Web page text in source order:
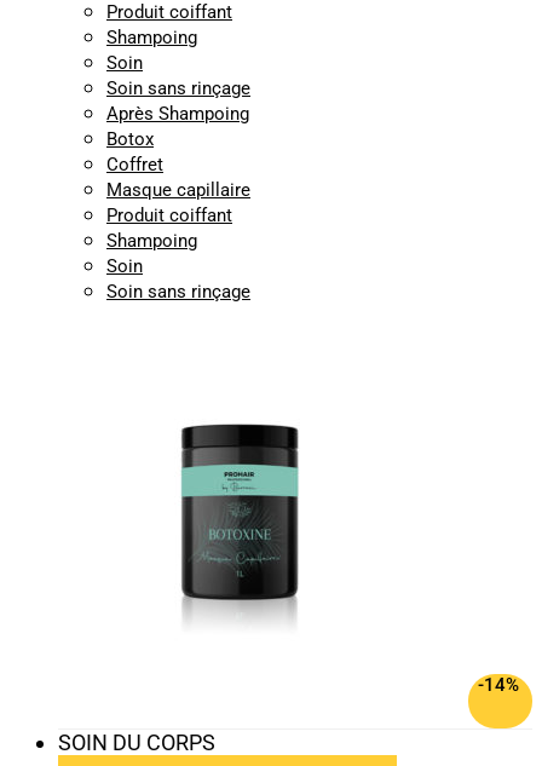
Produit coiffant
Shampoing
Soin
Soin sans rinçage
Après Shampoing
Botox
Coffret
Masque capillaire
Produit coiffant
Shampoing
Soin
Soin sans rinçage
-14%
SOIN DU CORPS